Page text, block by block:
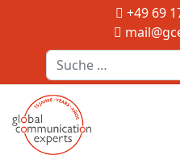
+49 69
Suchen